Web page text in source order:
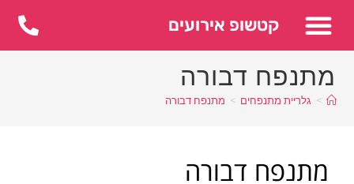
לתוכן
קטשופ אירועים
מתנפח דבורה
> גלריית מתנפחים > מתנפח דבורה
מתנפח דבורה